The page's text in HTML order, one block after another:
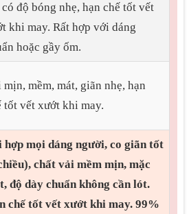
độ bóng nhẹ, hạn chế tốt vết
khi may. Rất hợp với dáng
hoặc gầy ốm.
mịn, mềm, mát, giãn nhẹ, hạn
tốt vết xướt khi may.
hợp mọi dáng người, co giãn tốt
chất vải mềm mịn, mặc
độ dày chuẩn không cần lót.
chế tốt vết xướt khi may. 99%